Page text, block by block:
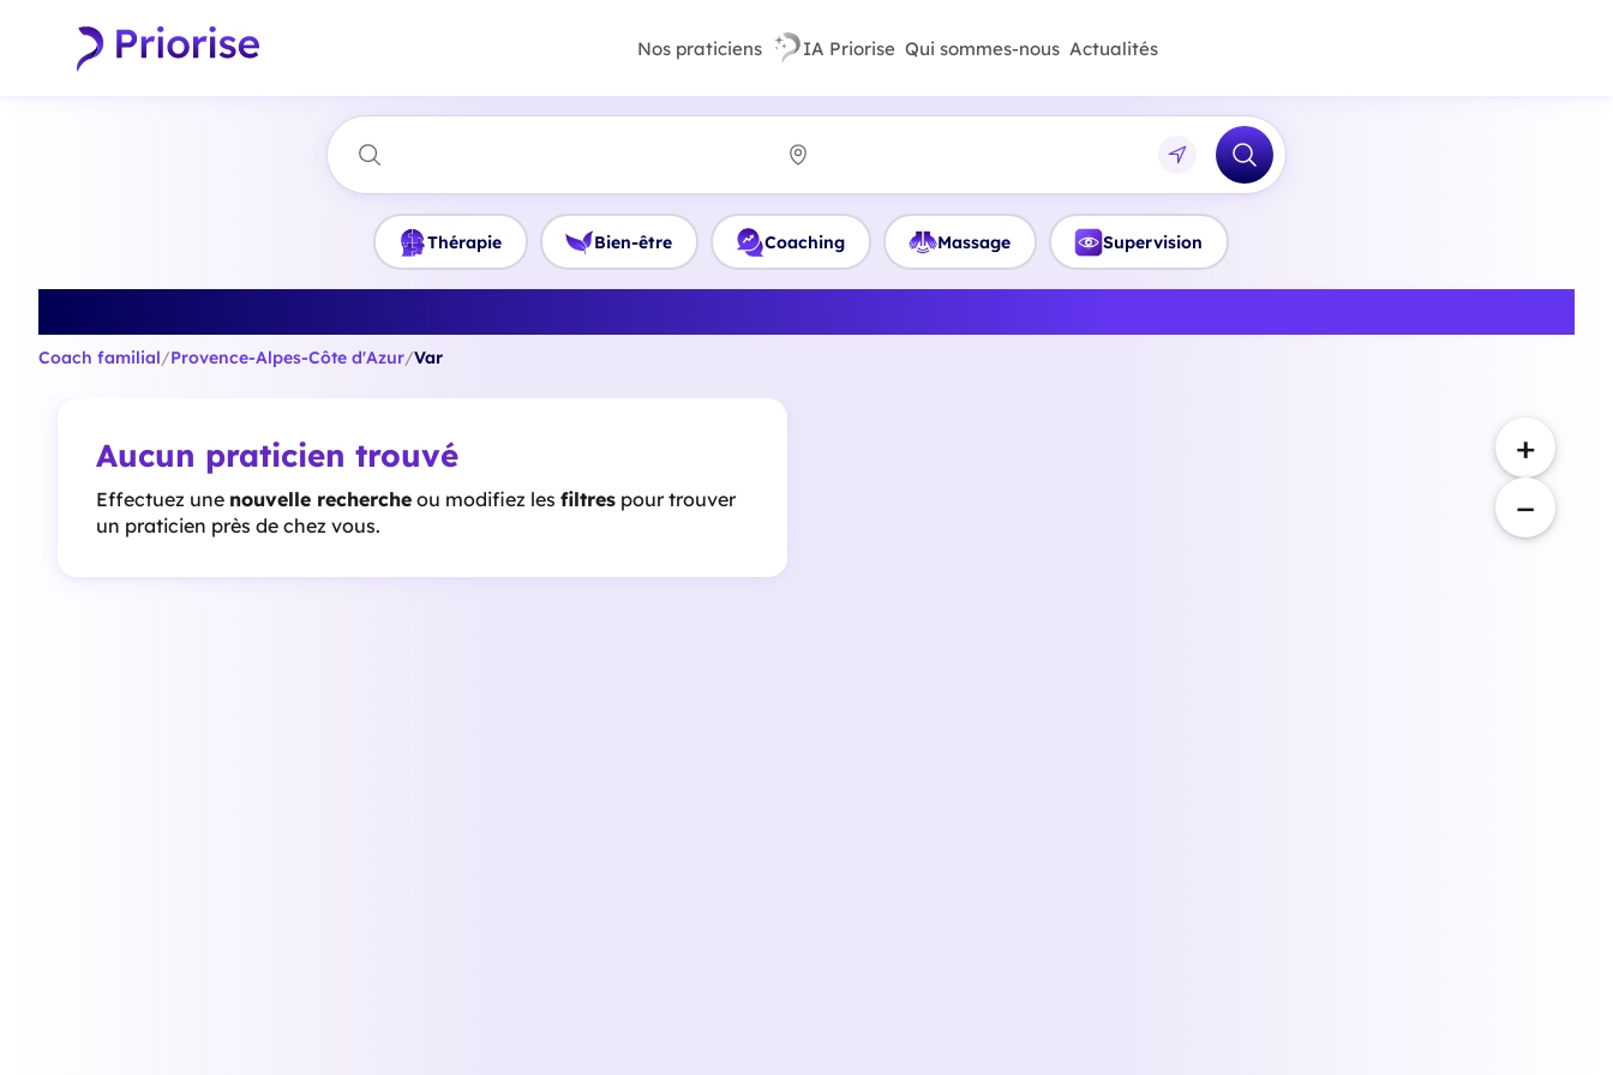
Nos praticiens IA Priorise Qui sommes-nous Actualités
Thérapie Bien-être Coaching Massage Supervision
Coach familial/Provence-Alpes-Côte d'Azur/Var
Aucun praticien trouvé
Effectuez une nouvelle recherche ou modifiez les filtres pour trouver
un praticien près de chez vous.
+
−